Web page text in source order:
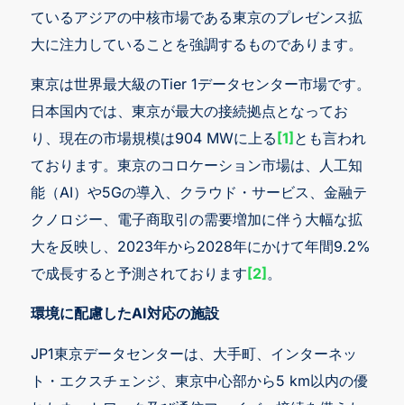
ているアジアの中核市場である東京のプレゼンス拡
大に注力していることを強調するものであります。
東京は世界最大級のTier 1データセンター市場です。
日本国内では、東京が最大の接続拠点となってお
り、現在の市場規模は904 MWに上る[1]とも言われ
ております。東京のコロケーション市場は、人工知
能（AI）や5Gの導入、クラウド・サービス、金融テ
クノロジー、電子商取引の需要増加に伴う大幅な拡
大を反映し、2023年から2028年にかけて年間9.2%
で成長すると予測されております[2]。
環境に配慮したAI対応の施設
JP1東京データセンターは、大手町、インターネッ
ト・エクスチェンジ、東京中心部から5 km以内の優